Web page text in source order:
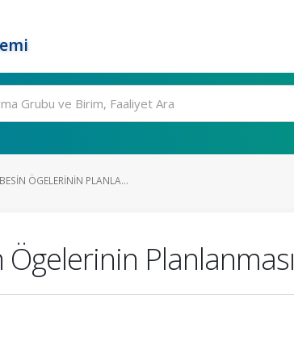
ÖGELERININ PLANLA...
Planlanması